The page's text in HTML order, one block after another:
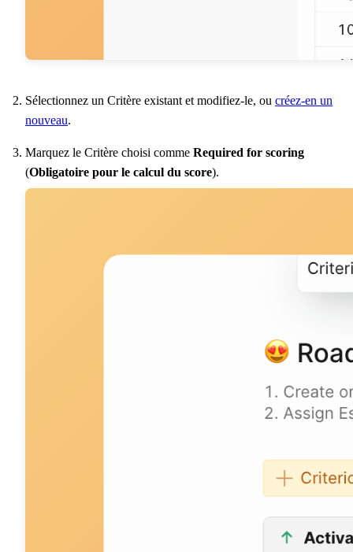
Sélectionnez un Critère existant et modifiez-le, ou créez-en un
nouveau.
Marquez le Critère choisi comme Required for scoring
(Obligatoire pour le calcul du score).